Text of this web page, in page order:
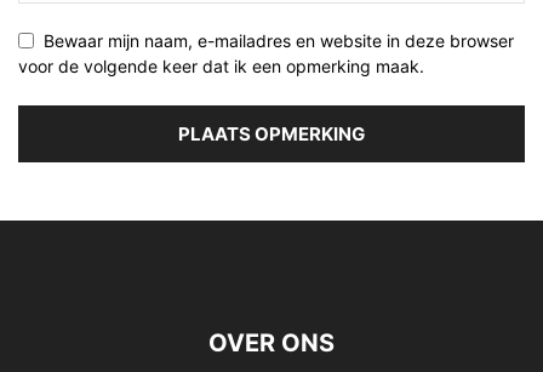
Bewaar mijn naam, e-mailadres en website in deze browser
voor de volgende keer dat ik een opmerking maak.
OVER ONS